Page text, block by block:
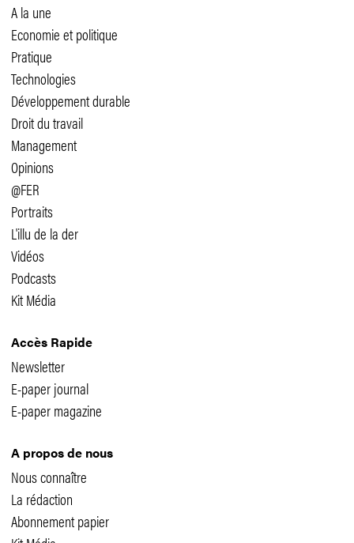
A la une
Economie et politique
Pratique
Technologies
Développement durable
Droit du travail
Management
Opinions
@FER
Portraits
L'illu de la der
Vidéos
Podcasts
Kit Média
Accès Rapide
Newsletter
E-paper journal
E-paper magazine
A propos de nous
Nous connaître
La rédaction
Abonnement papier